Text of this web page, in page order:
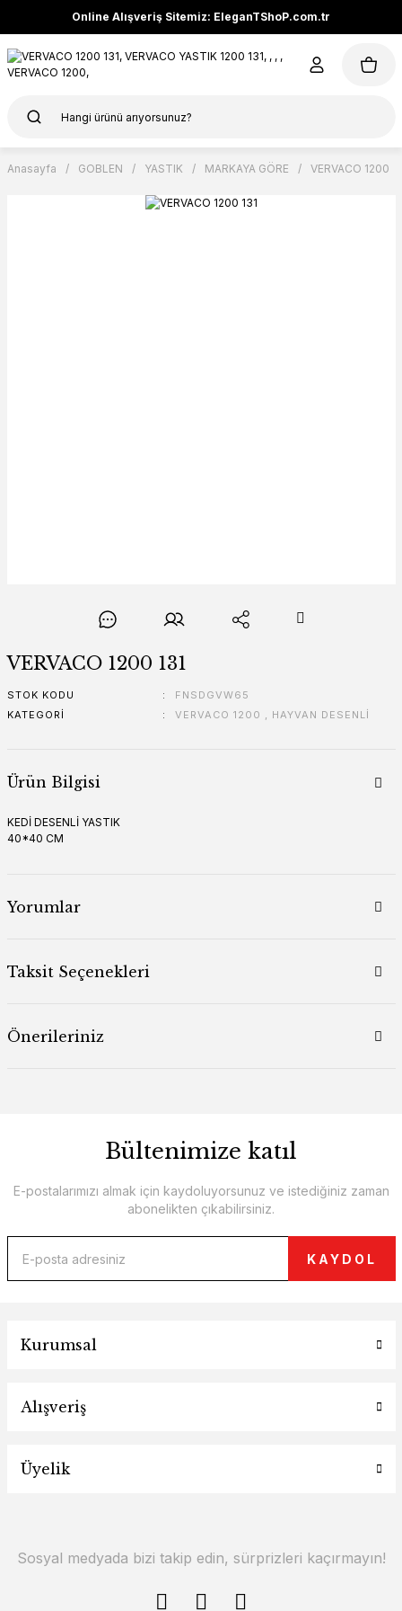
Online Alışveriş Sitemiz: EleganTShoP.com.tr
Anasayfa GOBLEN YASTIK MARKAYA GÖRE VERVACO 1200
VERVACO 1200 131
STOK KODU
FNSDGVW65
KATEGORI
VERVACO 1200 , HAYVAN DESENLİ
Ürün Bilgisi
KEDİ DESENLİ YASTIK
40*40 CM
Yorumlar
Taksit Seçenekleri
Önerileriniz
Bültenimize katıl
E-postalarımızı almak için kaydoluyorsunuz ve istediğiniz zaman
abonelikten çıkabilirsiniz.
KAYDOL
Kurumsal
Alışveriş
Üyelik
Sosyal medyada bizi takip edin, sürprizleri kaçırmayın!